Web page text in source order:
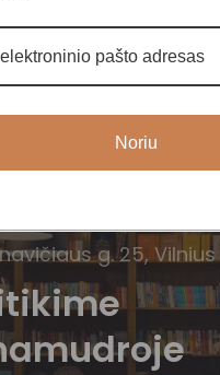
g. 25, Vilnius
Noriu